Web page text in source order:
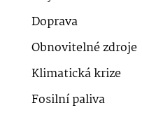
Doprava
Obnovitelné zdroje
Klimatická krize
Fosilní paliva